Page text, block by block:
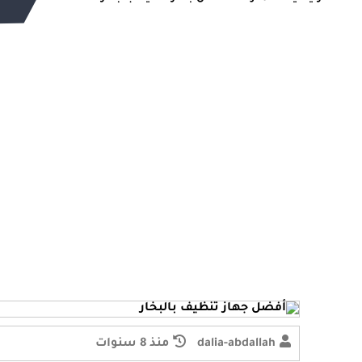
dalia-abdallah منذ 8 سنوات